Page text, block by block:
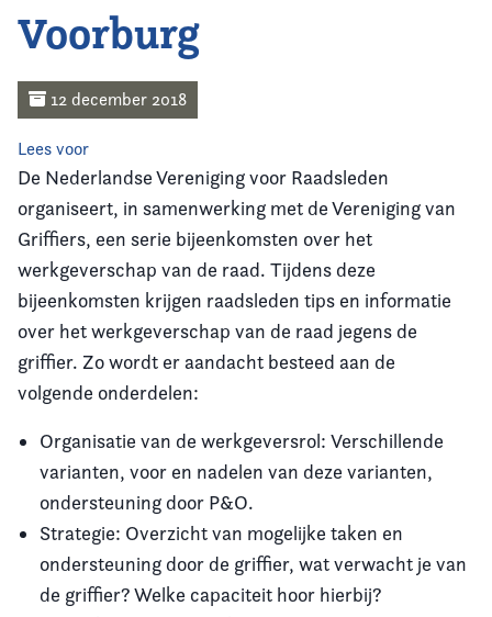
Opleiding
Kennis & Informatie
Vereniging
Contact
Voorburg
12 december 2018
Lees voor
De Nederlandse Vereniging voor Raadsleden
organiseert, in samenwerking met de Vereniging van
Griffiers, een serie bijeenkomsten over het
werkgeverschap van de raad. Tijdens deze
bijeenkomsten krijgen raadsleden tips en informatie
over het werkgeverschap van de raad jegens de
griffier. Zo wordt er aandacht besteed aan de
volgende onderdelen:
Organisatie van de werkgeversrol: Verschillende
varianten, voor en nadelen van deze varianten,
ondersteuning door P&O.
Strategie: Overzicht van mogelijke taken en
ondersteuning door de griffier, wat verwacht je van
de griffier? Welke capaciteit hoor hierbij?